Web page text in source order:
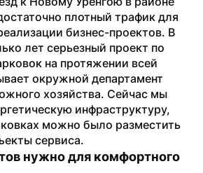
плотный трафик для
бизнес-проектов. В
лет серьезный проект по
на протяжении всей
окружной департамент
хозяйства. Сейчас мы
инфраструктуру,
можно было разместить
сервиса.
нужно для комфортного